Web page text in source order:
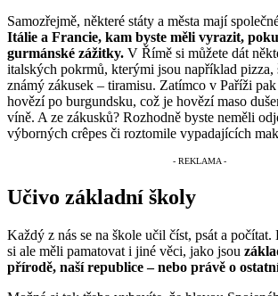
Samozřejmě, některé státy a města mají
Itálie a Francie, kam byste měli vyrazit,
gurmánské zážitky. V Římě si můžete dát
italských pokrmů, kterými jsou například pizza,
známý zákusek – tiramisu. Zatímco v Paříži
hovězí po burgundsku, což je hovězí maso
víně. A ze zákusků? Rozhodně byste neměli
výborných crêpes či roztomile vypadajících
Učivo základní školy
Každý z nás se na škole učil číst, psát a
si ale měli pamatovat i jiné věci, jako jsou
přírodě, naší republice – nebo právě o